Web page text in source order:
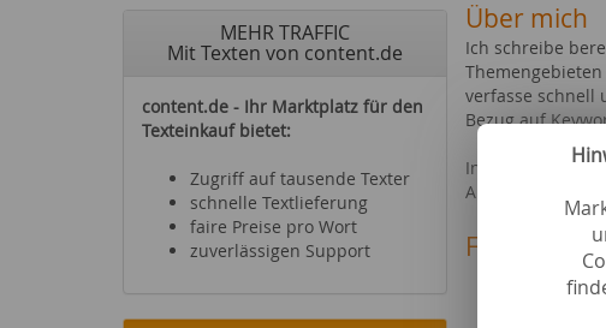
MEHR TRAFFIC
Mit Texten von content.de
content.de - Ihr Marktplatz für den
Texteinkauf bietet:
Zugriff auf tausende Texter
schnelle Textlieferung
faire Preise pro Wort
zuverlässigen Support
Über mich
Ich schreibe
verfasse schnell
Bezug auf
Inzwischen bin
Anfragen und